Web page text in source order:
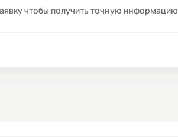
чтобы получить точную информацию